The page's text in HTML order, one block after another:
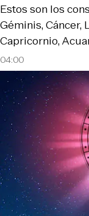
04:00
Estos son los
Géminis, Cáncer,
Capricornio,